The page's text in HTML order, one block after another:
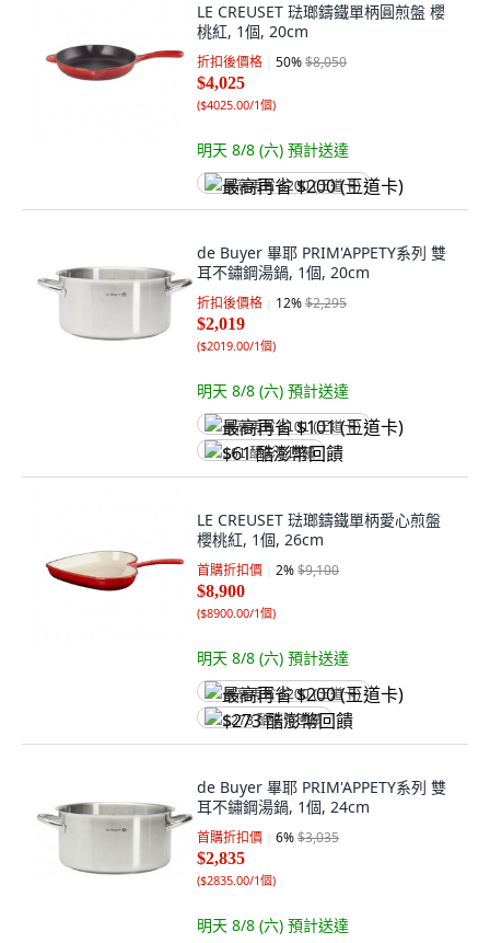
LE CREUSET 琺瑯鑄鐵單柄圓煎盤 櫻
桃紅, 1個, 20cm
折扣後價格 50%$8,050
$4,025
($4025.00/1個)
明天 8/8 (六) 預計送達
最高再省 $200 (王道卡)
de Buyer 畢耶 PRIM'APPETY系列 雙
耳不鏽鋼湯鍋, 1個, 20cm
折扣後價格 12%$2,295
$2,019
($2019.00/1個)
明天 8/8 (六) 預計送達
最高再省 $101 (王道卡)
$61 酷澎幣回饋
LE CREUSET 琺瑯鑄鐵單柄愛心煎盤
櫻桃紅, 1個, 26cm
首購折扣價 2%$9,100
$8,900
($8900.00/1個)
明天 8/8 (六) 預計送達
最高再省 $200 (王道卡)
$273 酷澎幣回饋
de Buyer 畢耶 PRIM'APPETY系列 雙
耳不鏽鋼湯鍋, 1個, 24cm
首購折扣價 6%$3,035
$2,835
($2835.00/1個)
明天 8/8 (六) 預計送達